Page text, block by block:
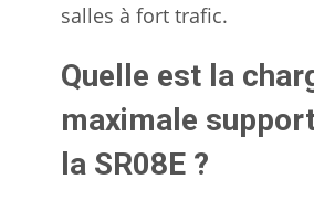
salles à fort trafic.
Quelle est la
maximale
la SR08E ?